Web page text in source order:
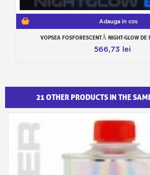
Adauga in cos
VOPSEA FOSFORESCENTĂ NIGHT-GLOW DE
566,73 lei
21 OTHER PRODUCTS IN THE